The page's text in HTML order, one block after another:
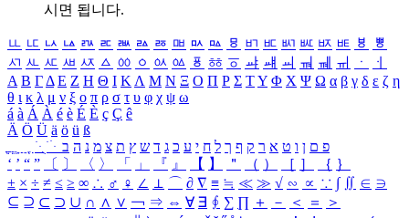
시면 됩니다.
ㅥ ㅦ ㅧ ㅨ ㅩ ㅪ ㅫ ㅬ ㅭ ㅮ ㅯ ㅰ ㅱ ㅲ ㅳ ㅴ ㅵ ㅶ ㅷ ㅸ
ㅹ
ㅺ ㅻ ㅼ ㅽ ㅾ ㅿ ㆀ ㆁ ㆂ ㆃ ㆄ ㆅ ㆆ ㆇ ㆈ ㆉ ㆊ ㆋ ㆌ ㆍ
ㆎ
Α Β ΓΔ Ε Ζ Η Θ Ι ΚΛ Μ Ν Ξ Ο Π Ρ Σ ΤΥ Φ Χ Ψ Ω α β γ δ ε ζ η
θ ι κ λ μ ν ξ ο π ρ σ τ υ φ χ ψ ω
á à Á À é è É È ç Ç ê
Ä Ö Ü ä ö ü ß
ִֶֹ ֻּ ׁׂ פ ם ן ו ט א ר ק ף ך ל ח י ע כ ג ד ש ץ ת צ מ נ ה ב
‘ ’ “ ” 〔 〕 〈 〉 「 」 『 』 【 】 ＂ （ ） ［ ］ ｛ ｝
± × ÷ ≠ ≤ ≥ ∞ ∴ ♂ ♀ ∠ ⊥ ⌒ ∂ ∇ ≡ ≒ ≪ ≫ √ ∽ ∝ ∵ ∫ ∬ ∈ ∋
⊆ ⊇ ⊂ ⊃ ∪ ∩ ∧ ∨ ￢ ⇒ ⇔ ∀ ∃ ∮ ∑ ∏ ＋ － ＜ ＝
＞